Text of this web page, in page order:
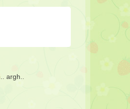
.. argh..